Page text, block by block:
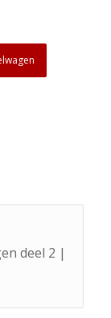
deel 2 |